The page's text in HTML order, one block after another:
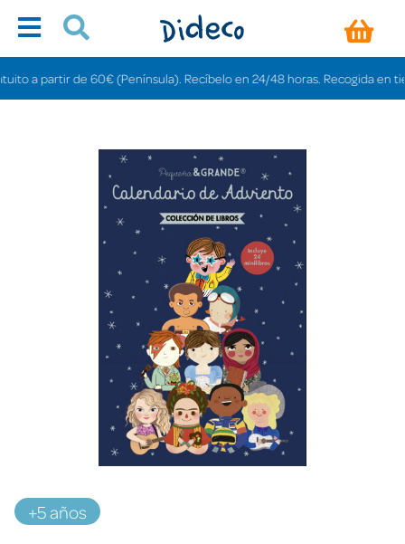
a partir de 60€ (Península). Recíbelo en 24/48 horas. Recogida en
+5 años